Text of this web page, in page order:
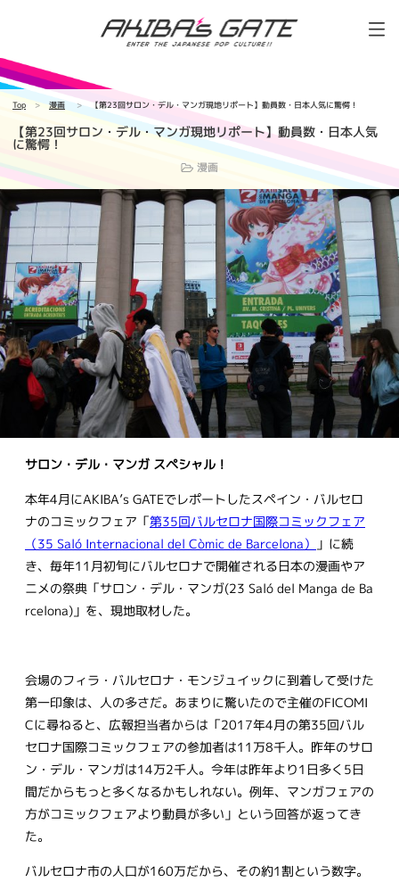
Top 漫画 【第23回サロン・デル・マンガ現地リポート】動員数・日本人気に驚愕！
【第23回サロン・デル・マンガ現地リポート】動員数・日本人気
に驚愕！
漫画
サロン・デル・マンガ スペシャル！
本年4月にAKIBA’s GATEでレポートしたスペイン・バルセロ
ナのコミックフェア「第35回バルセロナ国際コミックフェア
（35 Saló Internacional del Còmic de Barcelona）
」に続
き、毎年11月初旬にバルセロナで開催される日本の漫画やア
ニメの祭典「サロン・デル・マンガ(23 Saló del Manga de Ba
rcelona)」を、現地取材した。
会場のフィラ・バルセロナ・モンジュイックに到着して受けた
第一印象は、人の多さだ。あまりに驚いたので主催のFICOMI
Cに尋ねると、広報担当者からは「2017年4月の第35回バル
セロナ国際コミックフェアの参加者は11万8千人。昨年のサロ
ン・デル・マンガは14万2千人。今年は昨年より1日多く5日
間だからもっと多くなるかもしれない。例年、マンガフェアの
方がコミックフェアより動員が多い」という回答が返ってき
た。
バルセロナ市の人口が160万だから、その約1割という数字。